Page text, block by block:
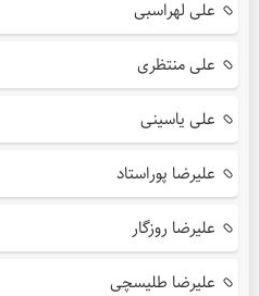
علی لهراسبی
علی منتظری
علی یاسینی
علیرضا پوراستاد
علیرضا روزگار
علیرضا طلیسچی